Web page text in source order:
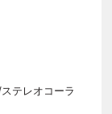
テレオコーラ